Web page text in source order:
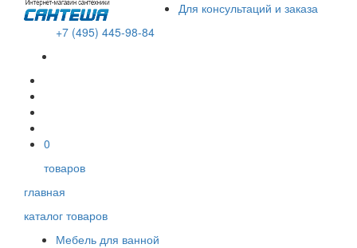
Для консультаций и заказа
+7 (495) 445-98-84
0
товаров
главная
каталог товаров
Мебель для ванной